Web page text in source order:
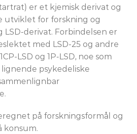
er et kjemisk derivat og
utviklet for forskning og
LSD-derivat. Forbindelsen er
med LSD-25 og andre
LSD og 1P-LSD, noe som
psykedeliske
på forskningsformål og
konsum.